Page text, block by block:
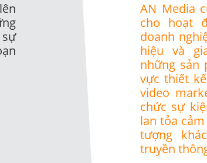
AN Media
cho hoạt
doanh
hiệu và
những sản
vực thiết
video
chức sự
lan tỏa
tượng
truyền